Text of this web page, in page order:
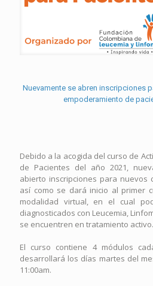
Nuevamente se abren inscripciones
empoderamiento de
Debido a la acogida del curso de
de Pacientes del año 2021,
abierto inscripciones para nuevos
así como se dará inicio al primer
modalidad virtual, en el cual
diagnosticados con Leucemia,
se encuentren en tratamiento activo.
El curso contiene 4 módulos
desarrollará los días martes del
11:00am.